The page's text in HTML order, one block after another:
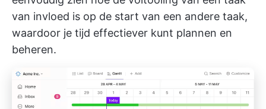
van invloed is op de start van een andere taak,
waardoor je tijd effectiever kunt plannen en
beheren.